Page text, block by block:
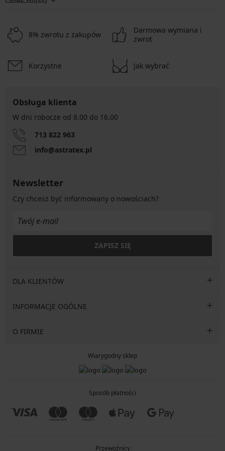
ruchy biustu podczas treningu i szybko odprowadzają wilgoć,
wielu rozmiarach. Zaprojektowane z myślą o codziennych potrzebach
karmiących mam, łączą funkcjonalność z delikatną estetyką.
które chcą czuć się wyjątkowo każdego dnia. Delikatne wzory i
staranne wykończenie sprawiają, że taka bielizna to prawdziwa
8% zwrotu z zakupów
Darmowa wymiana i
zwrot
Korzystne Jak wybrać
Obsługa klienta
W dni robocze od 8.00 do 16.00
713 822 963
info@astratex.pl
Newsletter
Czy chcesz być informowany o nowościach?
ZAPISZ SIĘ
DLA KLIENTÓW
INFORMACJE OGÓLNE
O FIRMIE
Wiarygodny sklep
Sposób płatności
Przewoźnicy